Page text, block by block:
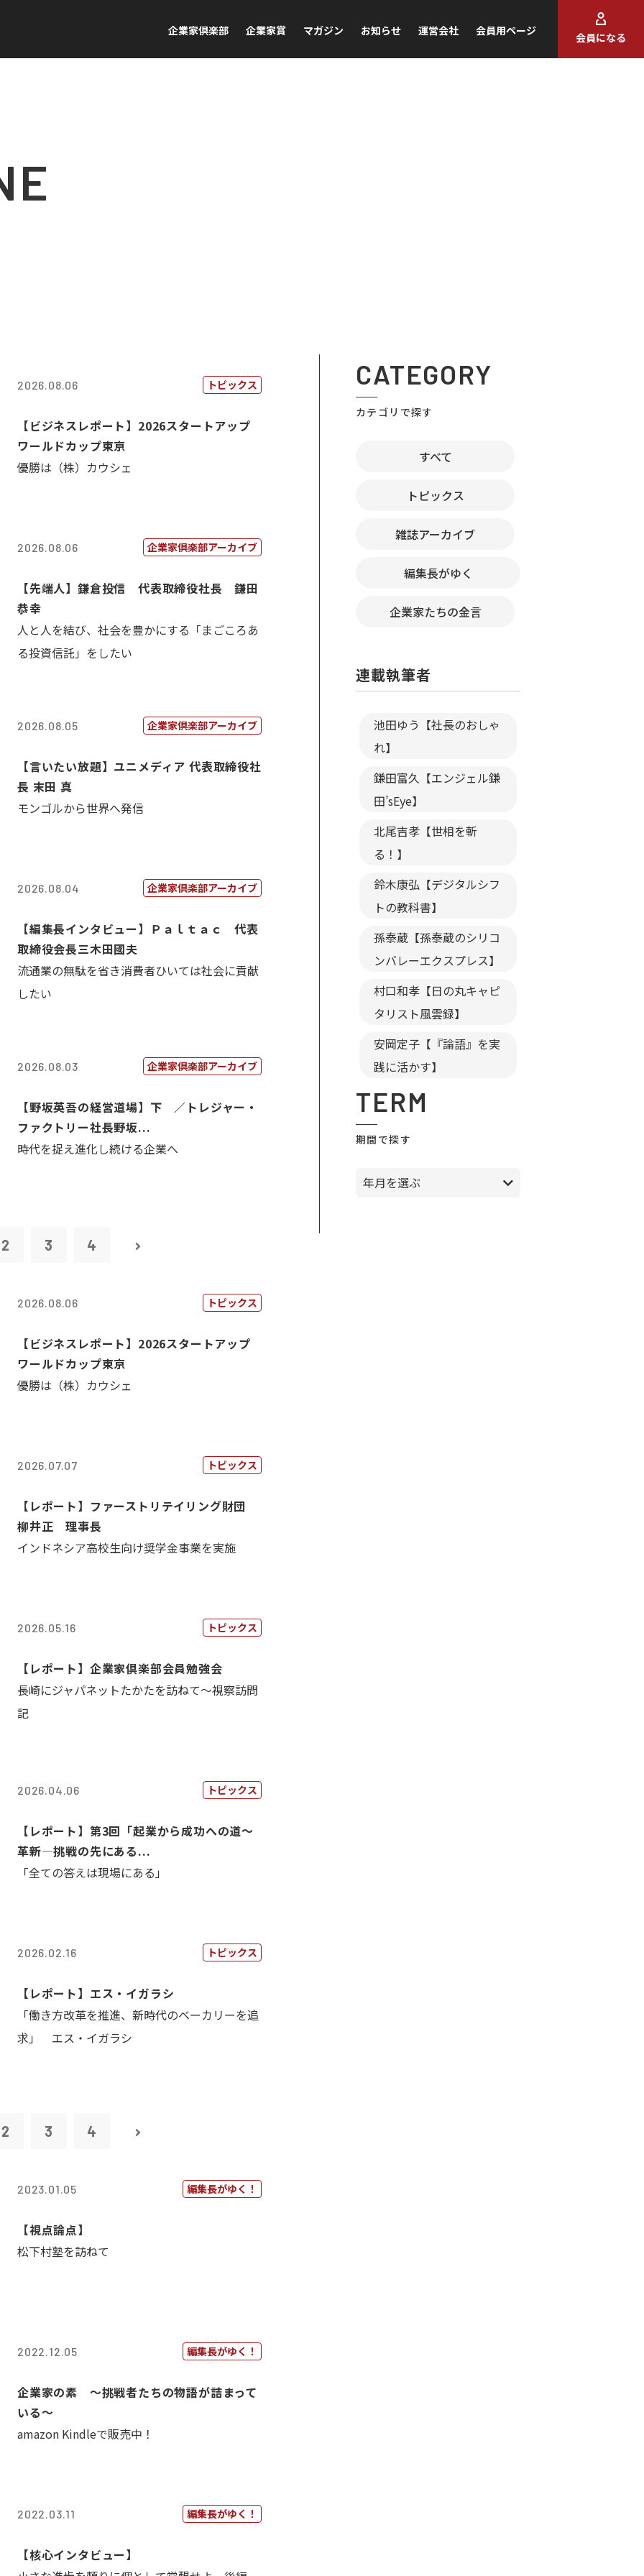
企業家倶楽部 企業家賞 マガジン お知らせ 運営会社 会員用ページ
会員になる
2026.08.06 トピックス
【ビジネスレポート】2026スタートアップ
ワールドカップ東京
優勝は（株）カウシェ
2026.08.06 企業家倶楽部アーカイブ
【先端人】鎌倉投信 代表取締役社長 鎌田
恭幸
人と人を結び、社会を豊かにする「まごころあ
る投資信託」をしたい
2026.08.05 企業家倶楽部アーカイブ
【言いたい放題】ユニメディア 代表取締役社
長 末田 真
モンゴルから世界へ発信
2026.08.04 企業家倶楽部アーカイブ
【編集長インタビュー】Ｐａｌｔａｃ 代表
取締役会長三木田國夫
流通業の無駄を省き消費者ひいては社会に貢献
したい
2026.08.03 企業家倶楽部アーカイブ
【野坂英吾の経営道場】下 ／トレジャー・
ファクトリー社長野坂...
時代を捉え進化し続ける企業へ
2 3 4
2026.08.06 トピックス
【ビジネスレポート】2026スタートアップ
ワールドカップ東京
優勝は（株）カウシェ
2026.07.07 トピックス
【レポート】ファーストリテイリング財団
柳井正 理事長
インドネシア高校生向け奨学金事業を実施
2026.05.16 トピックス
【レポート】企業家倶楽部会員勉強会
長崎にジャパネットたかたを訪ねて～視察訪問
記
2026.04.06 トピックス
【レポート】第3回「起業から成功への道～
革新―挑戦の先にある...
「全ての答えは現場にある」
2026.02.16 トピックス
【レポート】エス・イガラシ
「働き方改革を推進、新時代のベーカリーを追
求」 エス・イガラシ
2 3 4
2023.01.05 編集長がゆく！
【視点論点】
松下村塾を訪ねて
2022.12.05 編集長がゆく！
企業家の素 〜挑戦者たちの物語が詰まって
いる〜
amazon Kindleで販売中！
2022.03.11 編集長がゆく！
【核心インタビュー】
CATEGORY
カテゴリで探す
すべて
トピックス
雑誌アーカイブ
編集長がゆく
企業家たちの金言
連載執筆者
池田ゆう【社長のおしゃ
れ】
鎌田富久【エンジェル鎌
田’sEye】
北尾吉孝【世相を斬
る！】
鈴木康弘【デジタルシフ
トの教科書】
孫泰蔵【孫泰蔵のシリコ
ンバレーエクスプレス】
村口和孝【日の丸キャピ
タリスト風雲録】
安岡定子【『論語』を実
践に活かす】
TERM
期間で探す
年月を選ぶ